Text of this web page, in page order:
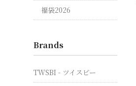
福袋2026
Brands
TWSBI - ツイスビー